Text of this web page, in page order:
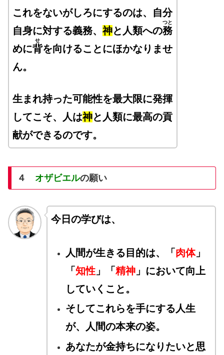
これをないがしろにするのは、自分
自身に対する義務、神と人類への務
つと
めに背
せ
を向けることにほかなりませ
ん。
生まれ持った可能性を最大限に発揮
してこそ、人は神と人類に最高の貢
献ができるのです。
４ オザビエルの願い
今日の学びは、
人間が生きる目的は、「 肉体」
「 知性」「 精神」において向上
していくこと。
そしてこれらを手にする人生
が、人間の本来の姿。
あなたが金持ちになりたいと思